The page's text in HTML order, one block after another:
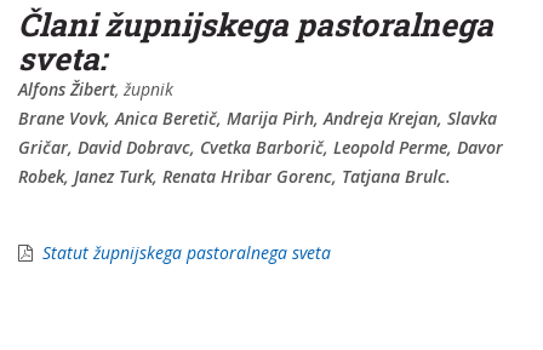
Člani župnijskega pastoralnega
sveta:
Alfons Žibert, župnik
Brane Vovk, Anica Beretič, Marija Pirh, Andreja Krejan, Slavka
Gričar, David Dobravc, Cvetka Barborič, Leopold Perme, Davor
Robek, Janez Turk, Renata Hribar Gorenc, Tatjana Brulc.
Statut župnijskega pastoralnega sveta